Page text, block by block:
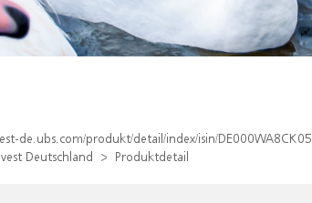
de.ubs.com/produkt/detail/index/isin/DE000WA8CK05
Deutschland Produktdetail